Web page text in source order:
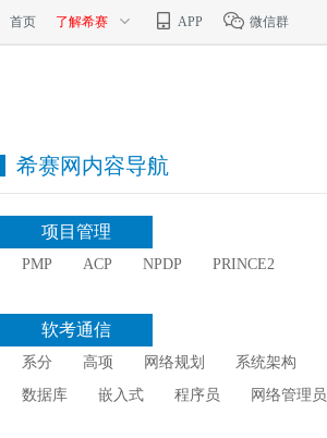
首页 了解希赛 APP 微信群
希赛网内容导航
项目管理
PMP ACP NPDP PRINCE2
软考通信
系分 高项 网络规划 系统架构
数据库
嵌入式 程序员 网络管理员